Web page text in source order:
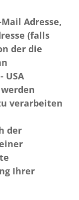
Adresse,
(falls
der die
USA
verarbeiten
der
Ihrer